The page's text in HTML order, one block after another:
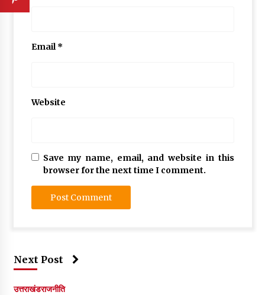
Email*
Website
Save my name, email, and website in this
browser for the next time I comment.
Next Post
उत्तराखंडराजनीति